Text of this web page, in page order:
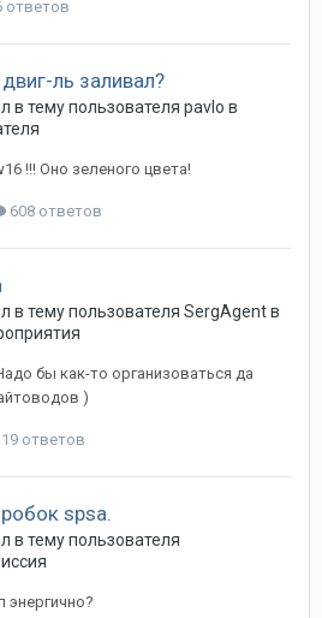
ответов
ль заливал?
в тему пользователя pavlo в
!!! Оно зеленого цвета!
608 ответов
в тему пользователя SergAgentв
бы как-то организоваться да
)
19 ответов
spsa.
в тему пользователя
энергично?